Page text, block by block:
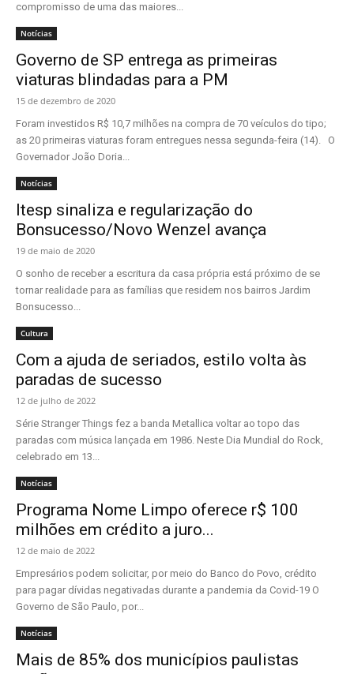
compromisso de uma das maiores...
Notícias
Governo de SP entrega as primeiras
viaturas blindadas para a PM
15 de dezembro de 2020
Foram investidos R$ 10,7 milhões na compra de 70 veículos do tipo;
as 20 primeiras viaturas foram entregues nessa segunda-feira (14). O
Governador João Doria...
Notícias
Itesp sinaliza e regularização do
Bonsucesso/Novo Wenzel avança
19 de maio de 2020
O sonho de receber a escritura da casa própria está próximo de se
tornar realidade para as famílias que residem nos bairros Jardim
Bonsucesso...
Cultura
Com a ajuda de seriados, estilo volta às
paradas de sucesso
12 de julho de 2022
Série Stranger Things fez a banda Metallica voltar ao topo das
paradas com música lançada em 1986. Neste Dia Mundial do Rock,
celebrado em 13...
Notícias
Programa Nome Limpo oferece r$ 100
milhões em crédito a juro...
12 de maio de 2022
Empresários podem solicitar, por meio do Banco do Povo, crédito
para pagar dívidas negativadas durante a pandemia da Covid-19 O
Governo de São Paulo, por...
Notícias
Mais de 85% dos municípios paulistas